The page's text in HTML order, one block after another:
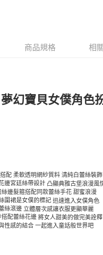
商品規格 相
夢幻寶貝女僕角色
配 柔軟透明網紗質料 清純白蕾絲裝飾
邊宮廷絲帶設計 凸顯典雅古堡浪漫風
絲邊髮箍搭配同款蕾絲手花 甜蜜浪漫
圍裙是女僕的標記 迅速進入女僕角色
絲滾邊 立體層次感讓衣服更顯華麗
配蕾絲花邊 將女人甜美的做完美詮釋
性感的結合 一起進入童話般世界吧